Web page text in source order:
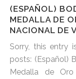
(ESPAÑOL)
MEDALLA DE
NACIONAL DE
Sorry, this entry
posts: (Español)
Medalla de Oro